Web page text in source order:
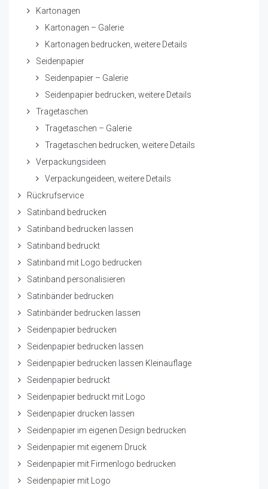
Kartonagen
Kartonagen – Galerie
Kartonagen bedrucken, weitere Details
Seidenpapier
Seidenpapier – Galerie
Seidenpapier bedrucken, weitere Details
Tragetaschen
Tragetaschen – Galerie
Tragetaschen bedrucken, weitere Details
Verpackungsideen
Verpackungeideen, weitere Details
Rückrufservice
Satinband bedrucken
Satinband bedrucken lassen
Satinband bedruckt
Satinband mit Logo bedrucken
Satinband personalisieren
Satinbänder bedrucken
Satinbänder bedrucken lassen
Seidenpapier bedrucken
Seidenpapier bedrucken lassen
Seidenpapier bedrucken lassen Kleinauflage
Seidenpapier bedruckt
Seidenpapier bedruckt mit Logo
Seidenpapier drucken lassen
Seidenpapier im eigenen Design bedrucken
Seidenpapier mit eigenem Druck
Seidenpapier mit Firmenlogo bedrucken
Seidenpapier mit Logo